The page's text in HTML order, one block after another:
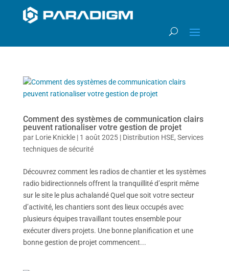
Comment des systèmes de communication clairs
peuvent rationaliser votre gestion de projet
par Lorie Knickle| 1 août 2025| Distribution HSE, Services
techniques de sécurité
Découvrez comment les radios de chantier et les systèmes
radio bidirectionnels offrent la tranquillité d’esprit même
sur le site le plus achalandé Quel que soit votre secteur
d’activité, les chantiers sont des lieux occupés avec
plusieurs équipes travaillant toutes ensemble pour
exécuter divers projets. Une bonne planification et une
bonne gestion de projet commencent...